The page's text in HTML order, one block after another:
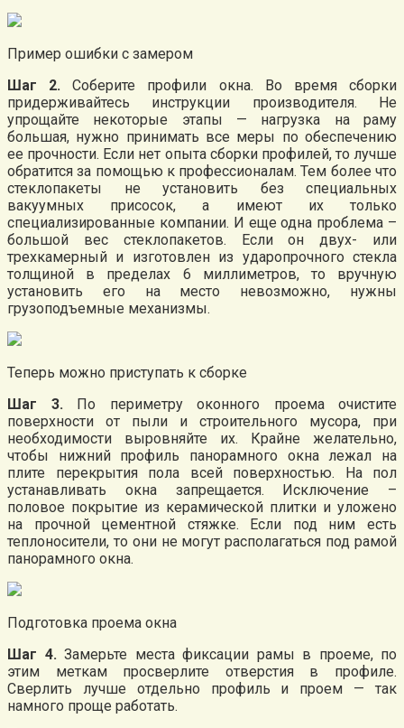
Пример ошибки с замером
Шаг 2. Соберите профили окна. Во время сборки
придерживайтесь инструкции производителя. Не
упрощайте некоторые этапы — нагрузка на раму
большая, нужно принимать все меры по обеспечению
ее прочности. Если нет опыта сборки профилей, то лучше
обратится за помощью к профессионалам. Тем более что
стеклопакеты не установить без специальных
вакуумных присосок, а имеют их только
специализированные компании. И еще одна проблема –
большой вес стеклопакетов. Если он двух- или
трехкамерный и изготовлен из ударопрочного стекла
толщиной в пределах 6 миллиметров, то вручную
установить его на место невозможно, нужны
грузоподъемные механизмы.
Теперь можно приступать к сборке
Шаг 3.По периметру оконного проема очистите
поверхности от пыли и строительного мусора, при
необходимости выровняйте их. Крайне желательно,
чтобы нижний профиль панорамного окна лежал на
плите перекрытия пола всей поверхностью. На пол
устанавливать окна запрещается. Исключение –
половое покрытие из керамической плитки и уложено
на прочной цементной стяжке. Если под ним есть
теплоносители, то они не могут располагаться под рамой
панорамного окна.
Подготовка проема окна
Шаг 4.Замерьте места фиксации рамы в проеме, по
этим меткам просверлите отверстия в профиле.
Сверлить лучше отдельно профиль и проем — так
намного проще работать.